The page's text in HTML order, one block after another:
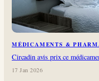
MÉDICAMENTS &
Circadin avis prix ce
17 Jan 2026